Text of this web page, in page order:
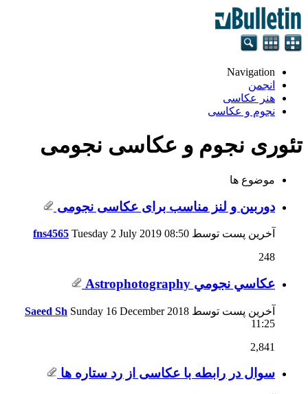
Navigation
انجمن
هنر عکاسی
نجوم و عکاسی
تئوری نجوم و عکاسی نجومی
موضوع ها
دوربین و لنز مناسب برای عکاسی نجومی
آخرین پست توسط fns4565 Tuesday 2 July 2019 08:50
248
عكاسي نجومي Astrophotography
آخرین پست توسط Saeed Sh Sunday 16 December 2018
11:25
2,841
سوال در رابطه با عکاسی از رد ستاره ها